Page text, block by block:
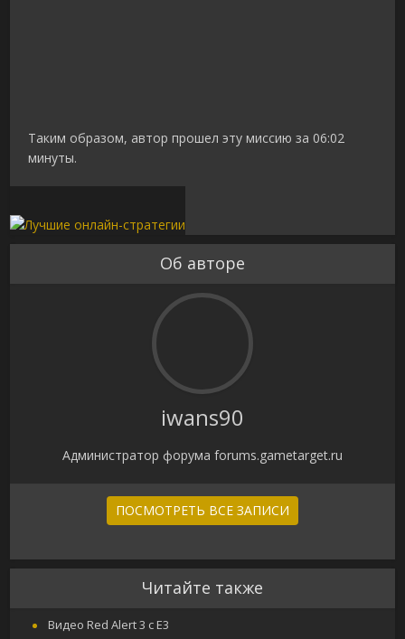
Таким образом, автор прошел эту миссию за 06:02
минуты.
Об авторе
iwans90
Администратор форума forums.gametarget.ru
ПОСМОТРЕТЬ ВСЕ ЗАПИСИ
Читайте также
Видео Red Alert 3 с E3